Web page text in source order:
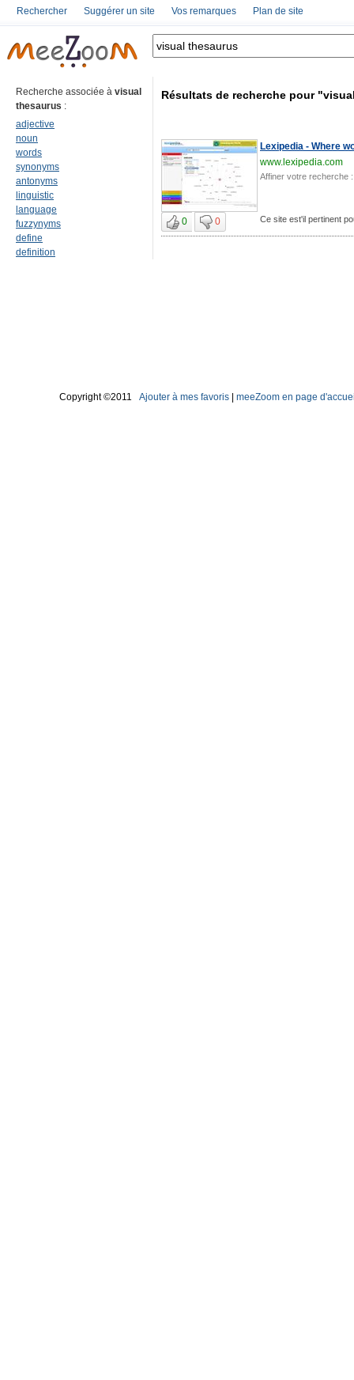
Rechercher Suggérer un site Vos remarques Plan de site
Recherche associée à visual
thesaurus :
adjective
noun
words
synonyms
antonyms
linguistic
language
fuzzynyms
define
definition
Résultats de recherche pour
Lexipedia - Where
www.lexipedia.com
Affiner votre recherche :
0 0 Ce site est'il pertinent
Copyright ©2011 Ajouter à mes favoris meeZoom en page